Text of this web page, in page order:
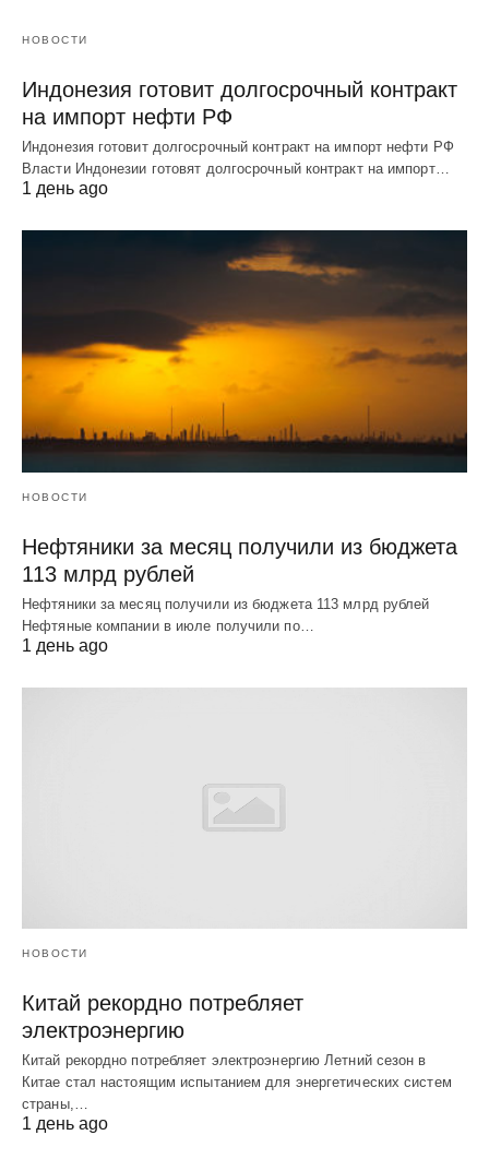
НОВОСТИ
Индонезия готовит долгосрочный контракт
на импорт нефти РФ
Индонезия готовит долгосрочный контракт на импорт нефти РФ
Власти Индонезии готовят долгосрочный контракт на импорт…
1 день ago
НОВОСТИ
Нефтяники за месяц получили из бюджета
113 млрд рублей
Нефтяники за месяц получили из бюджета 113 млрд рублей
Нефтяные компании в июле получили по…
1 день ago
НОВОСТИ
Китай рекордно потребляет
электроэнергию
Китай рекордно потребляет электроэнергию Летний сезон в
Китае стал настоящим испытанием для энергетических систем
страны,…
1 день ago